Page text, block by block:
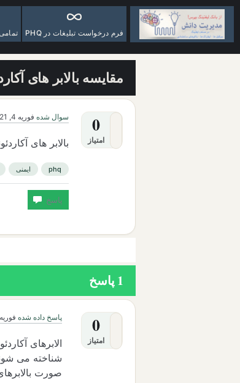
فرم درخواست تبلیغات در PHQ
مقایسه بالابر های
0
امتیاز
سوال شده فوریه 4, 2021
بالابر های
phq ایمنی
1پاسخ
0
امتیاز
پاسخ داده شده فوریه 4, 2021
الابرهای
شناخته می
صورت